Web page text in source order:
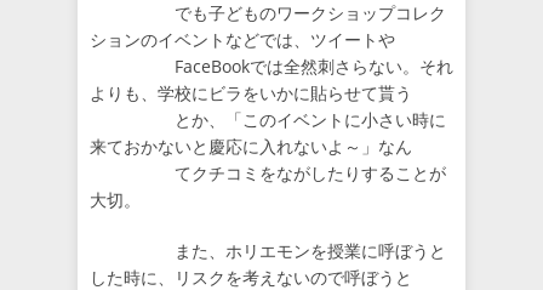
でも子どものワークショップコレク
ションのイベントなどでは、ツイートや
FaceBookでは全然刺さらない。それ
よりも、学校にビラをいかに貼らせて貰う
とか、「このイベントに小さい時に
来ておかないと慶応に入れないよ～」なん
てクチコミをながしたりすることが
大切。
また、ホリエモンを授業に呼ぼうと
した時に、リスクを考えないので呼ぼうと